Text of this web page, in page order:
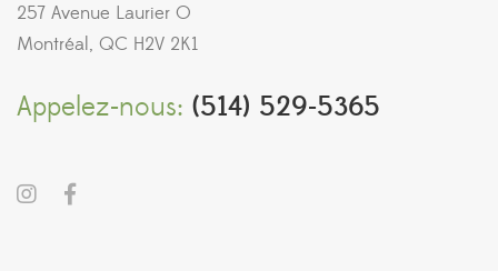
257 Avenue Laurier O
Montréal, QC H2V 2K1
Appelez-nous: (514) 529-5365